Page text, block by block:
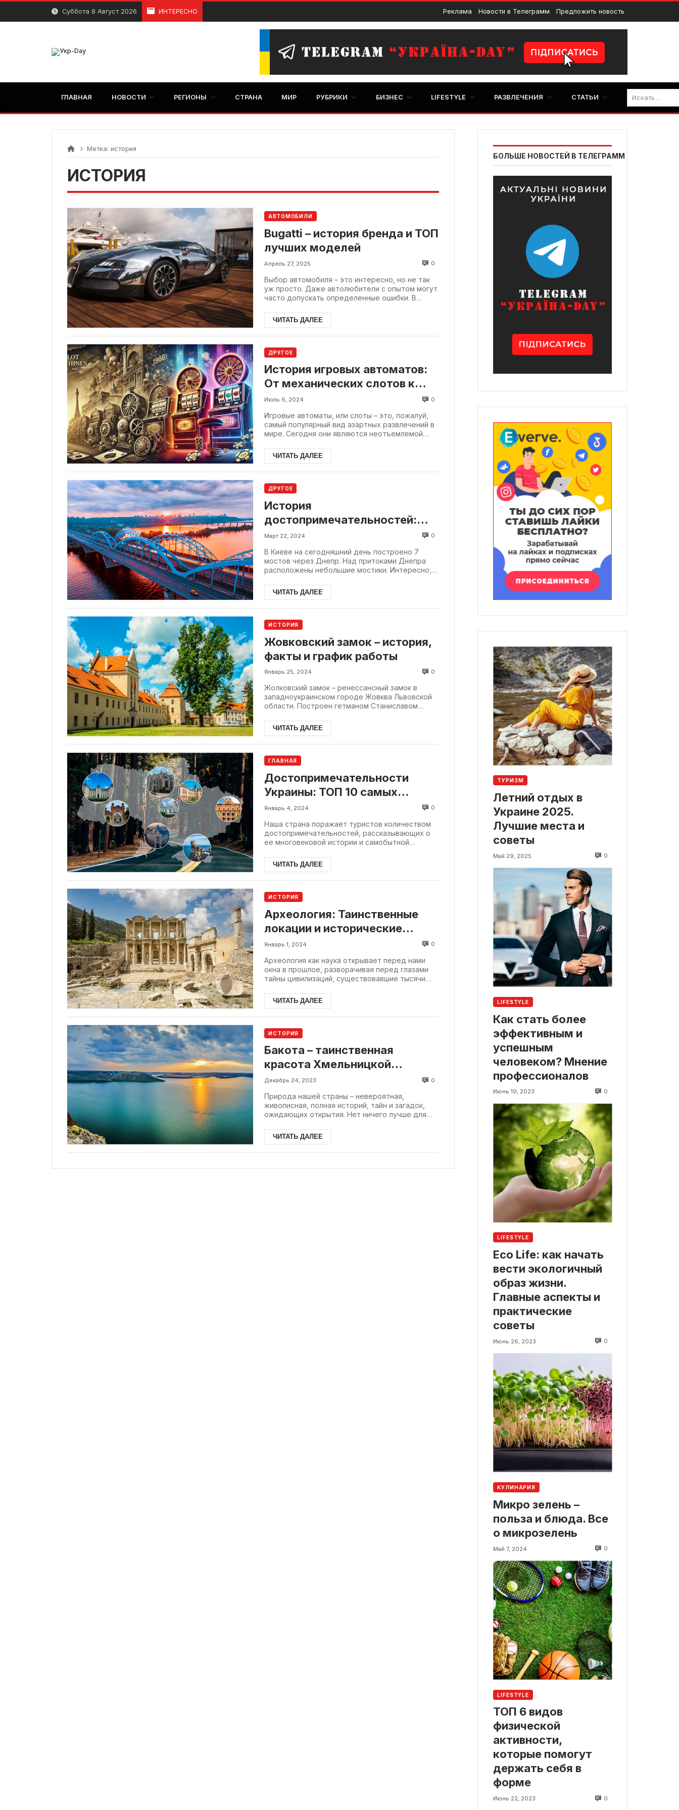
перейти
содержанию
Суббота 8 Август 2026 ИНТЕРЕСНО Реклама Новости в Телеграмм Предложить новость
ГЛАВНАЯ НОВОСТИ РЕГИОНЫ СТРАНА МИР РУБРИКИ БИЗНЕС LIFESTYLE РАЗВЛЕЧЕНИЯ СТАТЬИ
Метка: история
ИСТОРИЯ
АВТОМОБИЛИ
Bugatti – история бренда и ТОП
лучших моделей
Апрель 27, 2025 0
Выбор автомобиля – это интересно, но не так
уж просто. Даже автолюбители с опытом могут
часто допускать определенные ошибки. В
ЧИТАТЬ ДАЛЕЕ
ДРУГОЕ
История игровых автоматов:
От механических слотов к
онлайн казино
Июль 6, 2024 0
Игровые автоматы, или слоты – это, пожалуй,
самый популярный вид азартных развлечений в
мире. Сегодня они являются неотъемлемой
ЧИТАТЬ ДАЛЕЕ
ДРУГОЕ
История
достопримечательностей:
рассказывает Мой Киев
Март 22, 2024 0
В Киеве на сегодняшний день построено 7
мостов через Днепр. Над притоками Днепра
расположены небольшие мостики. Интересно,
ЧИТАТЬ ДАЛЕЕ
ИСТОРИЯ
Жовковский замок – история,
факты и график работы
Январь 25, 2024 0
Жолковский замок – ренессансный замок в
западноукраинском городе Жовква Львовской
области. Построен гетманом Станиславом
ЧИТАТЬ ДАЛЕЕ
ГЛАВНАЯ
Достопримечательности
Украины: ТОП 10 самых
известных локаций в Украине
Январь 4, 2024 0
Наша страна поражает туристов количеством
достопримечательностей, рассказывающих о
ее многовековой истории и самобытной
достопримечательности Украины...
ЧИТАТЬ ДАЛЕЕ
ИСТОРИЯ
Археология: Таинственные
локации и исторические
сокровища
Январь 1, 2024 0
Археология как наука открывает перед нами
окна в прошлое, разворачивая перед глазами
тайны цивилизаций, существовавшие тысячи
ЧИТАТЬ ДАЛЕЕ
ИСТОРИЯ
Бакота – таинственная
красота Хмельницкой
области
Декабрь 24, 2023 0
Природа нашей страны – невероятная,
живописная, полная историй, тайн и загадок,
ожидающих открытия. Нет ничего лучше для
ЧИТАТЬ ДАЛЕЕ
БОЛЬШЕ НОВОСТЕЙ В ТЕЛЕГРАММ
ТУРИЗМ
Летний отдых в
Украине 2025.
Лучшие места и
советы
Май 29, 2025 0
LIFESTYLE
Как стать более
эффективным и
успешным
человеком? Мнение
профессионалов
Июнь 19, 2023 0
LIFESTYLE
Eco Life: как начать
вести экологичный
образ жизни.
Главные аспекты и
практические
советы
Июнь 26, 2023 0
КУЛИНАРИЯ
Микро зелень –
польза и блюда. Все
о микрозелень
Май 7, 2024 0
LIFESTYLE
ТОП 6 видов
физической
активности,
которые помогут
держать себя в
форме
Июнь 22, 2023 0